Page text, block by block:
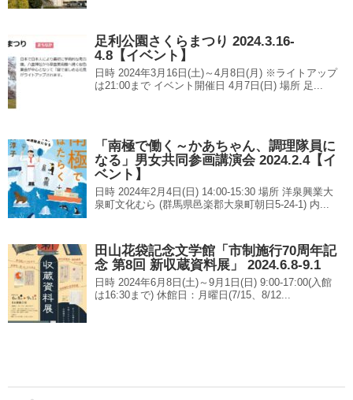
足利公園さくらまつり 2024.3.16-
4.8【イベント】
日時 2024年3月16日(土)～4月8日(月) ※ライトアップ
は21:00まで イベント開催日 4月7日(日) 場所 足...
「南極で働く～かあちゃん、調理隊員に
なる」男女共同参画講演会 2024.2.4【イ
ベント】
日時 2024年2月4日(日) 14:00-15:30 場所 洋泉興業大
泉町文化むら (群馬県邑楽郡大泉町朝日5-24-1) 内...
田山花袋記念文学館「市制施行70周年記
念 第8回 新収蔵資料展」 2024.6.8-9.1
日時 2024年6月8日(土)～9月1日(日) 9:00-17:00(入館
は16:30まで) 休館日：月曜日(7/15、8/12...